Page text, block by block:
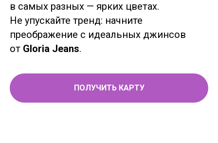
в самых разных — ярких цветах.
Не упускайте тренд: начните
преображение с идеальных джинсов
от Gloria Jeans.
ПОЛУЧИТЬ КАРТУ